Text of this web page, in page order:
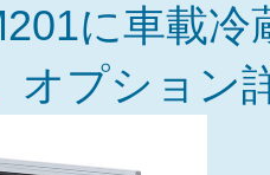
に車載
オプション